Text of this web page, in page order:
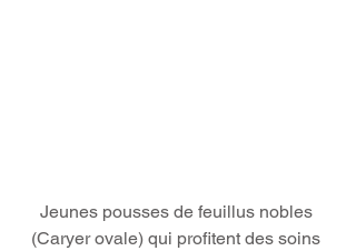
Jeunes pousses de feuillus nobles
(Caryer ovale) qui profitent des soins